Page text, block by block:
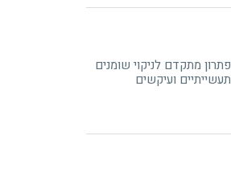
פתרון מתקדם לניקוי שומנים
תעשייתיים ועיקשים